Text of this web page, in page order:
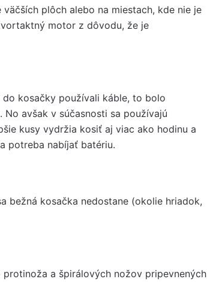
väčších plôch alebo na miestach, kde nie je
motor z dôvodu, že je
do kosačky používali káble, to bolo
. No avšak v súčasnosti sa používajú
kusy vydržia kosiť aj viac ako hodinu a
potreba nabíjať batériu.
bežná kosačka nedostane (okolie hriadok,
a špirálových nožov pripevnených